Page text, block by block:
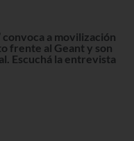
convoca a movilización
frente al Geant y son
Escuchá la entrevista